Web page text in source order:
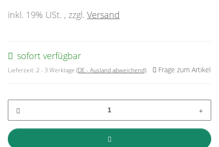
inkl. 19% USt. , zzgl. Versand
sofort verfügbar
Lieferzeit: 2 - 3 Werktage (DE - Ausland abweichend) Frage zum Artikel